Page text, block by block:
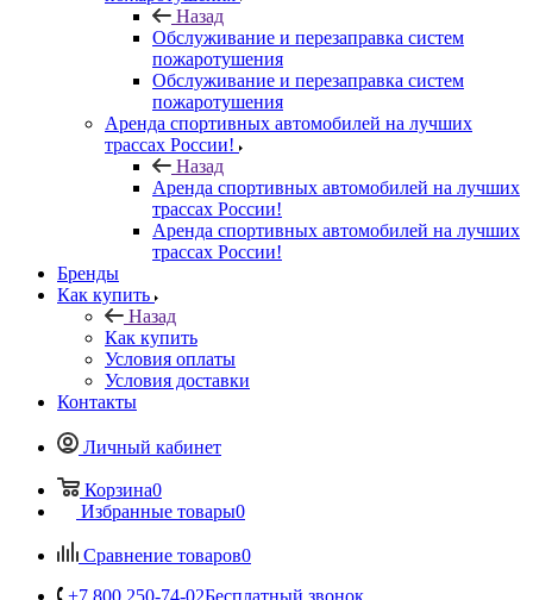
Назад
Обслуживание и перезаправка систем
пожаротушения
Обслуживание и перезаправка систем
пожаротушения
Аренда спортивных автомобилей на лучших
трассах России!
Назад
Аренда спортивных автомобилей на лучших
трассах России!
Аренда спортивных автомобилей на лучших
трассах России!
Бренды
Как купить
Назад
Как купить
Условия оплаты
Условия доставки
Контакты
Личный кабинет
Корзина0
Избранные товары0
Сравнение товаров0
+7 800 250-74-02Бесплатный звонок